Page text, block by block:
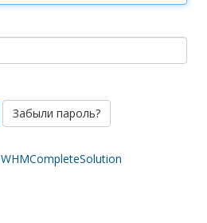
Забыли пароль?
WHMCompleteSolution